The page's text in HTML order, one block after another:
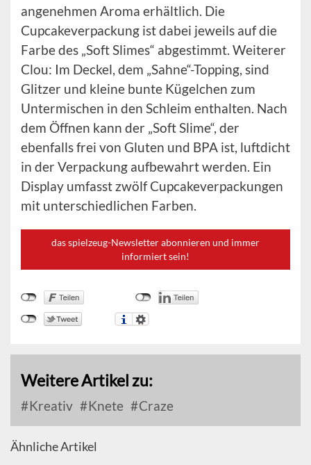
angenehmen Aroma erhältlich. Die
Cupcakeverpackung ist dabei jeweils auf die
Farbe des „Soft Slimes“ abgestimmt. Weiterer
Clou: Im Deckel, dem „Sahne“-Topping, sind
Glitzer und kleine bunte Kügelchen zum
Untermischen in den Schleim enthalten. Nach
dem Öffnen kann der „Soft Slime“, der
ebenfalls frei von Gluten und BPA ist, luftdicht
in der Verpackung aufbewahrt werden. Ein
Display umfasst zwölf Cupcakeverpackungen
mit unterschiedlichen Farben.
das spielzeug-Newsletter abonnieren und immer
informiert sein!
Weitere Artikel zu:
Kreativ Knete Craze
Ähnliche Artikel